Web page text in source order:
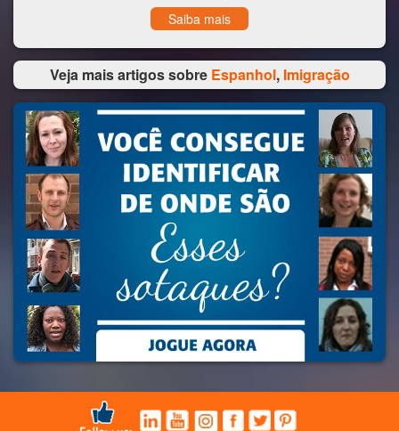
Saiba mais
Veja mais artigos sobre Espanhol, Imigração